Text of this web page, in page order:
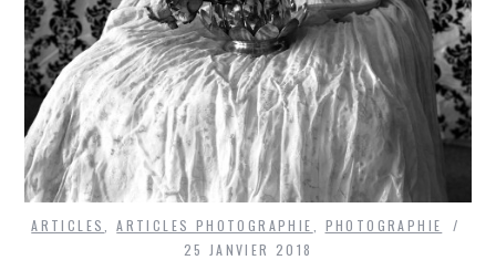
ARTICLES ,ARTICLES PHOTOGRAPHIE
PHOTOGRAPHIE
25 JANVIER 2018